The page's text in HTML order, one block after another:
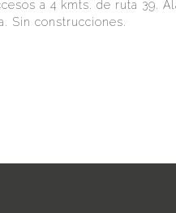
a 4 kmts. de ruta 39.
Sin construcciones.